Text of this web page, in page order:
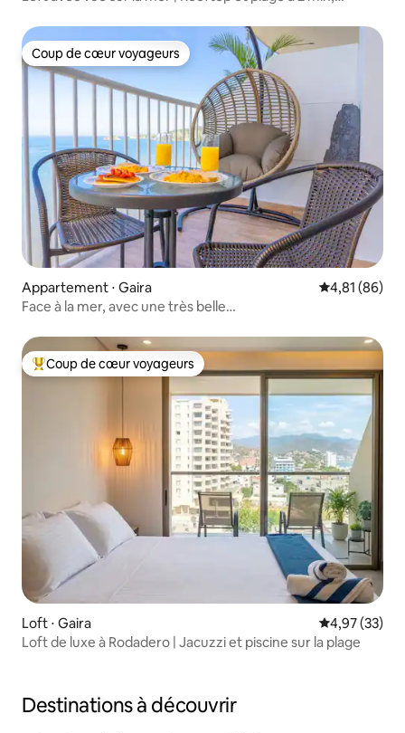
Coup de cœur voyageurs
Coup de cœur voyageurs
Appartement ⋅ Gaira Évaluation
4,81 (86)
Face à la mer, avec une très belle
Coups de cœur voyageurs les plus appréciés
Coup de cœur voyageurs
Loft ⋅ Gaira Évaluation
4,97 (33)
Loft de luxe à Rodadero | Jacuzzi et piscine sur la plage
Destinations à découvrir